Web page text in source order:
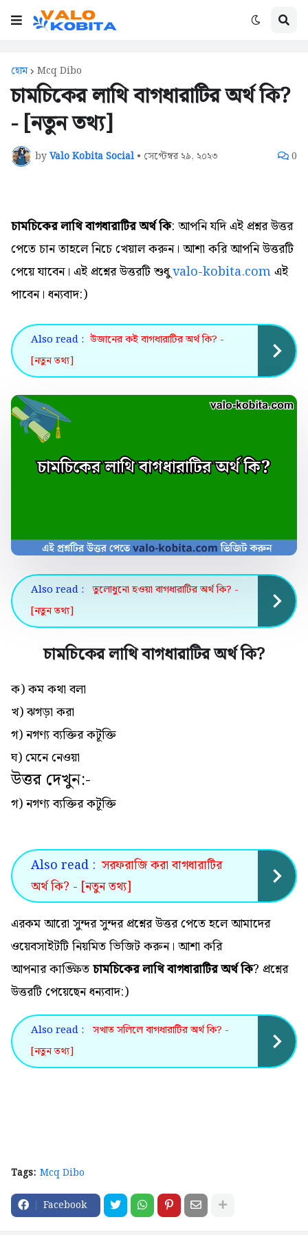
হোম Mcq Dibo
চামচিকের লাথি বাগধারাটির অর্থ কি?
- [নতুন তথ্য]
byValo Kobita Social • সেপ্টেম্বর ২৯, ২০২৩ 0
চামচিকের লাথি বাগধারাটির অর্থ কি: আপনি যদি এই প্রশ্নর উত্তর
পেতে চান তাহলে নিচে খেয়াল করুন। আশা করি আপনি উত্তরটি
পেয়ে যাবেন। এই প্রশ্নের উত্তরটি শুধুvalo-kobita.comএই
পাবেন। ধন্যবাদ:)
Also read : উজানের কই বাগধারাটির অর্থ কি? -
[নতুন তথ্য]
Also read : তুলোধুনো হওয়া বাগধারাটির অর্থ কি? -
[নতুন তথ্য]
চামচিকের লাথি বাগধারাটির অর্থ কি?
ক) কম কথা বলা
খ) ঝগড়া করা
গ) নগণ্য ব্যক্তির কটূক্তি
ঘ) মেনে নেওয়া
উত্তর দেখুন:-
গ) নগণ্য ব্যক্তির কটূক্তি
Also read : সরফরাজি করা বাগধারাটির
অর্থ কি? - [নতুন তথ্য]
এরকম আরো সুন্দর সুন্দর প্রশ্নের উত্তর পেতে হলে আমাদের
ওয়েবসাইটটি নিয়মিত ভিজিট করুন। আশা করি
আপনার কাঙ্ক্ষিতচামচিকের লাথি বাগধারাটির অর্থ কি? প্রশ্নের
উত্তরটি পেয়েছেন ধন্যবাদ:)
Also read : সখাত সলিলে বাগধারাটির অর্থ কি? -
[নতুন তথ্য]
Tags: Mcq Dibo
Facebook